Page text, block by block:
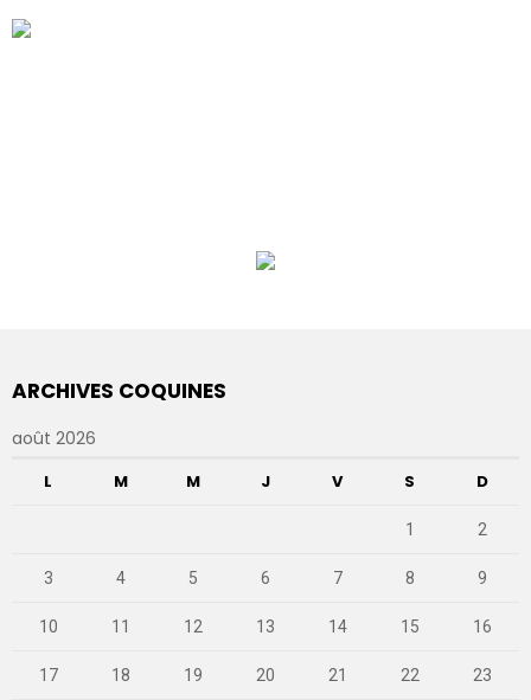
ARCHIVES COQUINES
août 2026
L M M J V S D
1 2
3 4 5 6 7 8 9
10 11 12 13 14 15 16
17 18 19 20 21 22 23